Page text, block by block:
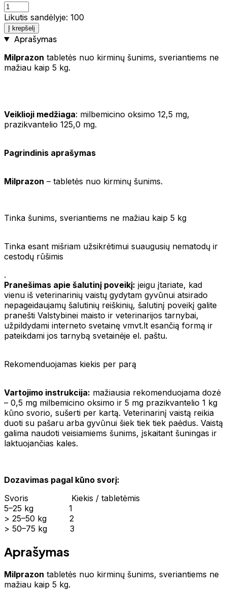
Likutis sandėlyje: 100
Į krepšelį
Aprašymas
Milprazon tabletės nuo kirminų šunims, sveriantiems ne
mažiau kaip 5 kg.
Veiklioji medžiaga: milbemicino oksimo 12,5 mg,
prazikvantelio 125,0 mg.
Pagrindinis aprašymas
Milprazon – tabletės nuo kirminų šunims.
Tinka šunims, sveriantiems ne mažiau kaip 5 kg
Tinka esant mišriam užsikrėtimui suaugusių nematodų ir
cestodų rūšimis
.
Pranešimas apie šalutinį poveikį: jeigu įtariate, kad
vienu iš veterinarinių vaistų gydytam gyvūnui atsirado
nepageidaujamų šalutinių reiškinių, šalutinį poveikį galite
pranešti Valstybinei maisto ir veterinarijos tarnybai,
užpildydami interneto svetainę vmvt.lt esančią formą ir
pateikdami jos tarnybą svetainėje el. paštu.
Rekomenduojamas kiekis per parą
Vartojimo instrukcija: mažiausia rekomenduojama dozė
– 0,5 mg milbemicino oksimo ir 5 mg prazikvantelio 1 kg
kūno svorio, sušerti per kartą. Veterinarinį vaistą reikia
duoti su pašaru arba gyvūnui šiek tiek tiek paėdus. Vaistą
galima naudoti veisiamiems šunims, įskaitant šuningas ir
laktuojančias kales.
Dozavimas pagal kūno svorį:
Svoris Kiekis / tabletėmis
5–25 kg 1
> 25–50 kg 2
> 50–75 kg 3
Aprašymas
Milprazon tabletės nuo kirminų šunims, sveriantiems ne
mažiau kaip 5 kg.